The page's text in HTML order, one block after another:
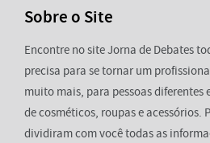
Sobre o Site
Encontre no site Jorna de Debates
precisa para se tornar um
muito mais, para pessoas diferentes
de cosméticos, roupas e acessórios.
dividiram com você todas as